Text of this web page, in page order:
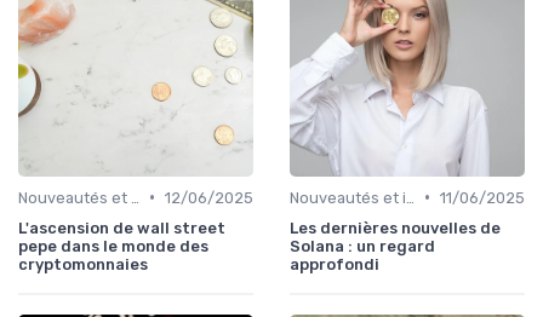
• 12/06/2025
L'ascension de wall street
pepe dans le monde des
cryptomonnaies
• 11/06/2025
Les dernières nouvelles de
Solana : un regard
approfondi